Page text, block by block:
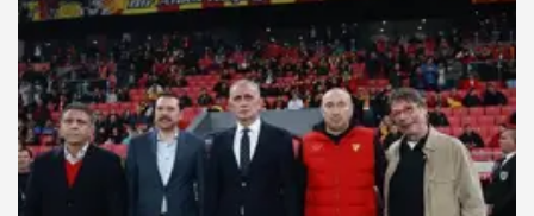
Aksel Stadı'nda attı. Göz-Göz, Juan'ın iç sahada gol attığı
tüm karşılaşmaları kazandı.
5.11.2025 Spor